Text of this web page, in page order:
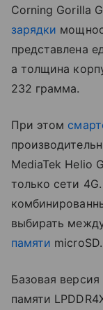
Corning Gorilla
зарядки
представлена
а толщина
232 грамма.
При этом
MediaTek Helio
только сети
выбирать
памяти microSD.
Базовая
памяти